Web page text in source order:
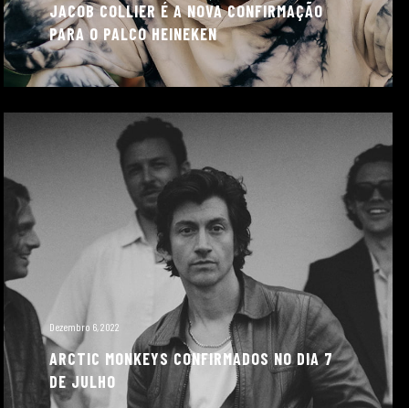
JACOB COLLIER É A NOVA CONFIRMAÇÃO
PARA O PALCO HEINEKEN
Dezembro 6, 2022
ARCTIC MONKEYS CONFIRMADOS NO DIA 7
DE JULHO